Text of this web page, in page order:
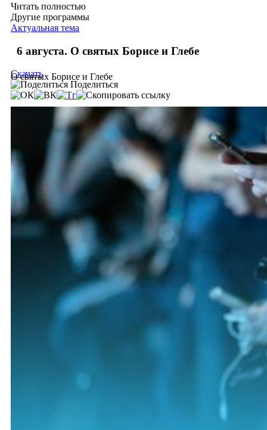
Читать полностью
Другие программы
Актуальная тема
6 августа. О святых Борисе и Глебе
О святых Борисе и Глебе
Скачать
Поделиться